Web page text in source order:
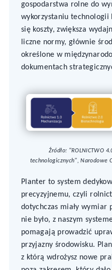
gospodarstwa rolne do
wykorzystaniu technologii
się koszty, zwiększa
liczne normy, głównie
określone w
dokumentach
Źródło: "ROLNICTWO
technologicznych", Narodowe
Planter to system
precyzyjnemu, czyli
dotychczas miały wymiar
nie było, z naszym
pomagają prowadzić
przyjazny środowisku.
z którą wdrożysz nowe